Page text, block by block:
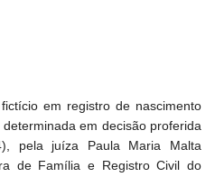
em registro de nascimento
em decisão proferida
pela juíza Paula Maria Malta
de Família e Registro Civil do